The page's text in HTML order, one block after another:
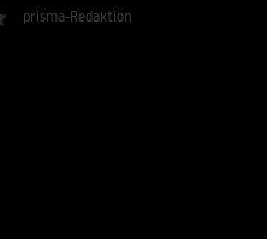
prisma-Redaktion